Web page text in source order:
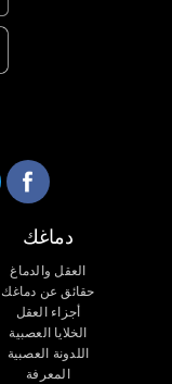
دماغك
العقل والدماغ
حقائق عن دماغك
أجزاء العقل
الخلايا العصبية
اللدونة العصبية
المعرفة